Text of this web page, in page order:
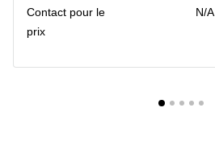
Contact pour le
prix
N/A